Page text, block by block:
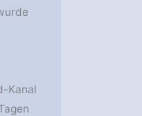
Kanal